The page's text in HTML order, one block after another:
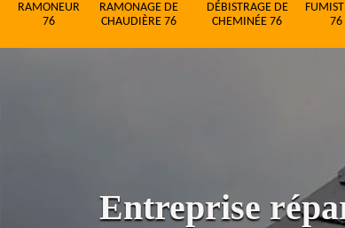
RAMONEUR
76
RAMONAGE DE
CHAUDIÈRE 76
DÉBISTRAGE DE
CHEMINÉE 76
76
Entreprise